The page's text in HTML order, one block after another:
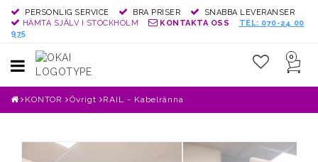
PERSONLIG SERVICE BRA PRISER
SNABBA LEVERANSER
HÄMTA SJÄLV I STOCKHOLM
KONTAKTA OSS
TEL: 070-24 00
975
0
Toggle
navigation
KONTOR Övrigt RAIL - Kabelränna